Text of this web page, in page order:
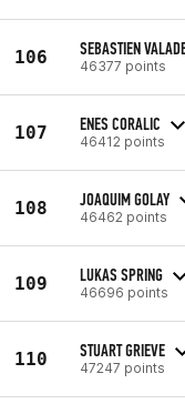
106 SEBASTIEN
46377 points
107 ENES CORALIC
46412 points
108 JOAQUIM GOLAY
46462 points
109 LUKAS SPRING
46696 points
110 STUART GRIEVE
47247 points